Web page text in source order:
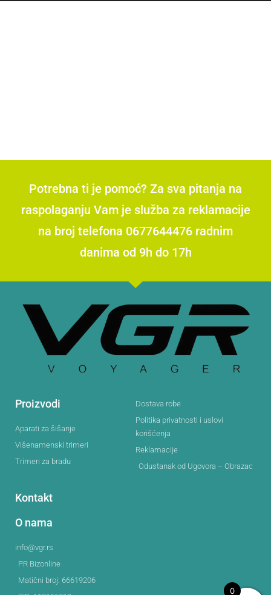
Potrebna ti je pomoć? Za sva pitanja na
raspolaganju Vam je služba za reklamacije
na broj telefona 0677644476 radnim
danima od 9h do 17h
Proizvodi
Aparati za šišanje
Višenamenski trimeri
Trimeri za bradu
Dostava robe
Politika privatnosti i uslovi
korišćenja
Reklamacije
Odustanak od Ugovora – Obrazac
Kontakt
O nama
info@vgr.rs
PR Bizonline
Matični broj: 66619206
0